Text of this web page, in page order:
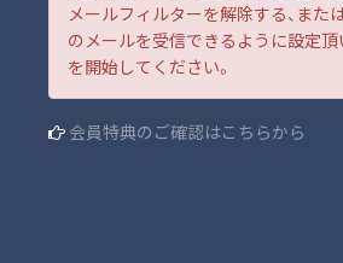
メールフィルターを解除する、また
のメールを受信できるように設定
を開始してください。
会員特典のご確認はこちらから